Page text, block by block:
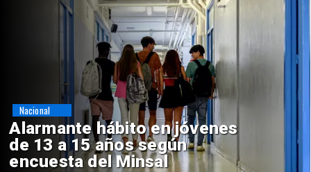
Aprueban creación del Parque
Sebastián Piñera con inversión
de $4 mil millones
Regiones